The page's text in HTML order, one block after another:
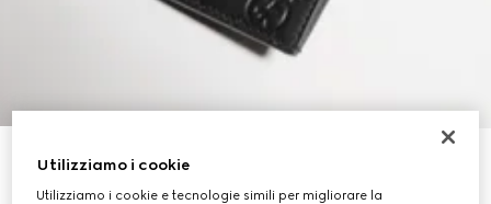
Portacarte GG Emblem
€ 295
Utilizziamo i cookie
Utilizziamo i cookie e tecnologie simili per migliorare la